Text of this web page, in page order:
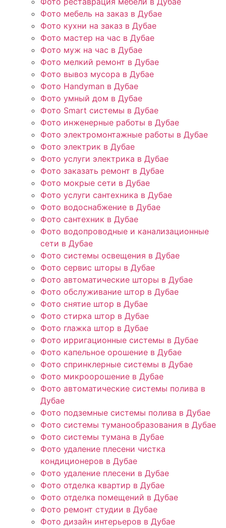
Фото мебель на заказ в Дубае
Фото кухни на заказ в Дубае
Фото мастер на час в Дубае
Фото муж на час в Дубае
Фото мелкий ремонт в Дубае
Фото вывоз мусора в Дубае
Фото Handyman в Дубае
Фото умный дом в Дубае
Фото Smart системы в Дубае
Фото инженерные работы в Дубае
Фото электромонтажные работы в Дубае
Фото электрик в Дубае
Фото услуги электрика в Дубае
Фото заказать ремонт в Дубае
Фото мокрые сети в Дубае
Фото услуги сантехника в Дубае
Фото водоснабжение в Дубае
Фото сантехник в Дубае
Фото водопроводные и канализационные
сети в Дубае
Фото системы освещения в Дубае
Фото сервис шторы в Дубае
Фото автоматические шторы в Дубае
Фото обслуживание штор в Дубае
Фото снятие штор в Дубае
Фото стирка штор в Дубае
Фото глажка штор в Дубае
Фото ирригационные системы в Дубае
Фото капельное орошение в Дубае
Фото спринклерные системы в Дубае
Фото микроорошение в Дубае
Фото автоматические системы полива в
Дубае
Фото подземные системы полива в Дубае
Фото системы туманообразования в Дубае
Фото системы тумана в Дубае
Фото удаление плесени чистка
кондиционеров в Дубае
Фото удаление плесени в Дубае
Фото отделка квартир в Дубае
Фото отделка помещений в Дубае
Фото ремонт студии в Дубае
Фото дизайн интерьеров в Дубае